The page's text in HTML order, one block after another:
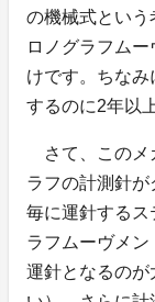
の機械式という
ロノグラフム
けです。ちな
するのに2年以
さて、このメ
ラフの計測針
毎に運針する
ラフムーヴメ
運針となるのが